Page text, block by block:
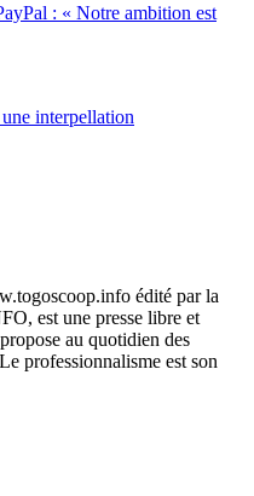
: « Notre ambition est
interpellation
édité par la
est une presse libre et
au quotidien des
professionnalisme est son